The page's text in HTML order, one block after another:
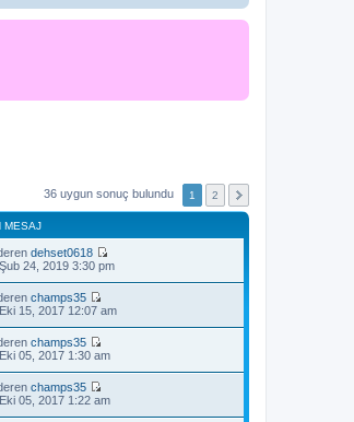
36 uygun sonuç bulundu 1 2
MESAJ
dehset0618
S
e
s
j
r
24, 2019 3:30 pm
champs35
S
e
s
j
15, 2017 12:07 am
champs35
S
e
s
05, 2017 1:30 am
champs35
S
05, 2017 1:22 am